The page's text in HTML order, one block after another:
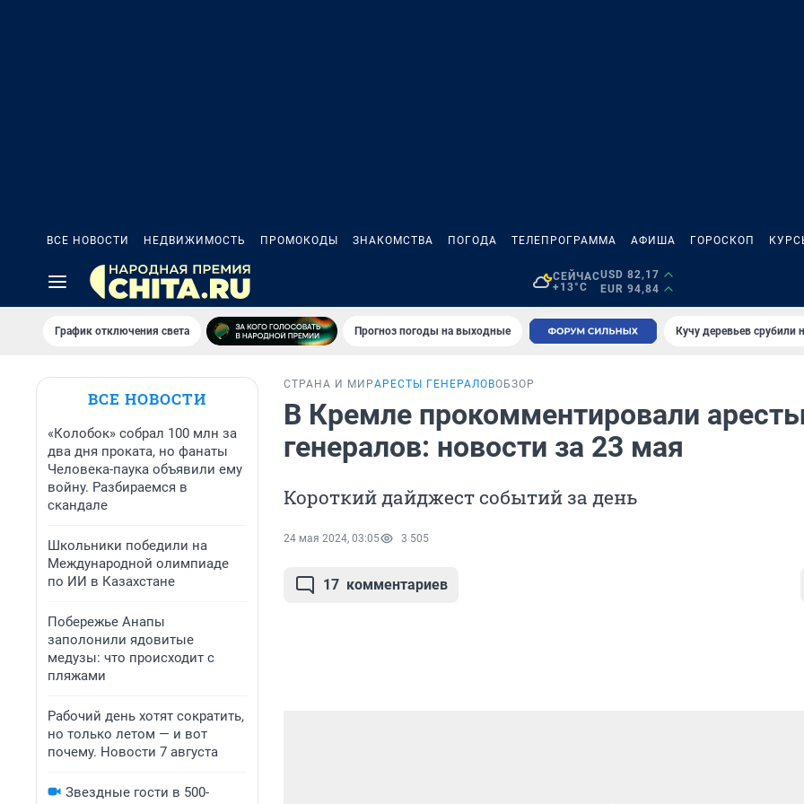
ВСЕ НОВОСТИ НЕДВИЖИМОСТЬ ПРОМОКОДЫ ЗНАКОМСТВА ПОГОДА ТЕЛЕПРОГРАММА АФИША ГОРОСКОП
СЕЙЧАС
+13°C
USD 82,17
EUR 94,84
График отключения света Прогноз погоды на выходные Кучу деревьев срубили
ВСЕ НОВОСТИ
«Колобок» собрал 100 млн за
два дня проката, но фанаты
Человека-паука объявили ему
войну. Разбираемся в
скандале
Школьники победили на
Международной олимпиаде
по ИИ в Казахстане
Побережье Анапы
заполонили ядовитые
медузы: что происходит с
пляжами
Рабочий день хотят сократить,
но только летом — и вот
почему. Новости 7 августа
Звездные гости в 500-
СТРАНА И МИРАРЕСТЫ ГЕНЕРАЛОВОБЗОР
В Кремле прокомментировали
генералов: новости за 23 мая
Короткий дайджест событий за день
24 мая 2024, 03:05 3 505
17 комментариев